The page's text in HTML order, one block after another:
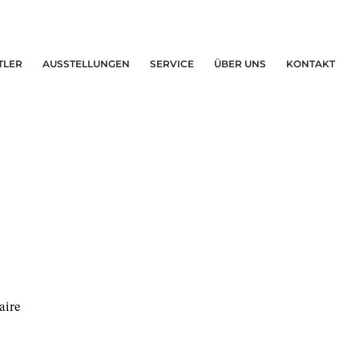
AUSSTELLUNGEN SERVICE ÜBER UNS KONTAKT